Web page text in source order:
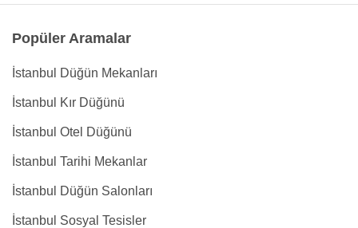
Popüler Aramalar
İstanbul Düğün Mekanları
İstanbul Kır Düğünü
İstanbul Otel Düğünü
İstanbul Tarihi Mekanlar
İstanbul Düğün Salonları
İstanbul Sosyal Tesisler